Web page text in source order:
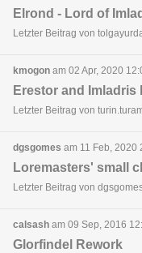
Elrond - Lord of
Letzter Beitrag von
kmogon am 02 Apr, 2020
Erestor and Imladris
Letzter Beitrag von
dgsgomes am 11 Feb, 2020
Loremasters' small
Letzter Beitrag von
calsash am 09 Sep, 2016
Glorfindel Rework